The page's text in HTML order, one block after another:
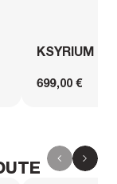
KSYRIUM SL
699,00 €